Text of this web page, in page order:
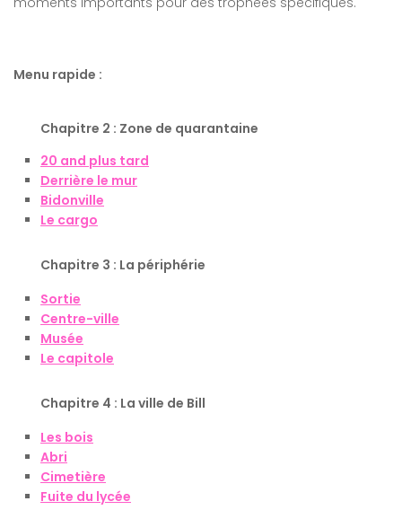
Menu rapide :
Chapitre 2 : Zone de quarantaine
20 and plus tard
Derrière le mur
Bidonville
Le cargo
Chapitre 3 : La périphérie
Sortie
Centre-ville
Musée
Le capitole
Chapitre 4 : La ville de Bill
Les bois
Abri
Cimetière
Fuite du lycée